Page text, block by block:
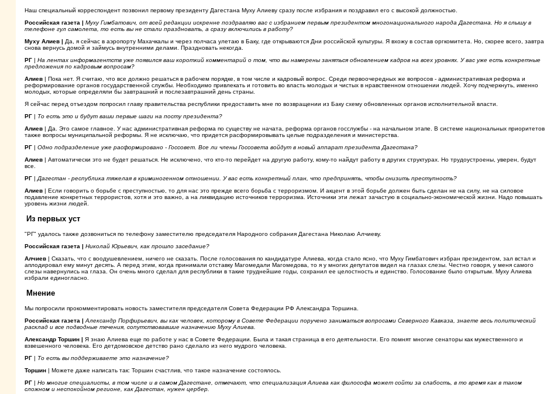
Наш специальный корреспондент позвонил первому президенту Дагестана Муху Алиеву сразу после избрания и поздравил его с высокой должностью.
Российская газета | Муху Гимбатович, от всей редакции искренне поздравляю вас с избранием первым президентом многонационального народа Дагестана. Но я слышу в
телефоне гул самолета, то есть вы не стали праздновать, а сразу включились в работу?
Муху Алиев | Да, я сейчас в аэропорту Махачкалы и через полчаса улетаю в Баку, где открываются Дни российской культуры. Я вхожу в состав оргкомитета. Но, скорее всего, завтра
снова вернусь домой и займусь внутренними делами. Праздновать некогда.
РГ | На лентах информагентств уже появился ваш короткий комментарий о том, что вы намерены заняться обновлением кадров на всех уровнях. У вас уже есть конкретные
предложения по кадровым вопросам?
Алиев | Пока нет. Я считаю, что все должно решаться в рабочем порядке, в том числе и кадровый вопрос. Среди первоочередных же вопросов - административная реформа и
реформирование органов государственной службы. Необходимо привлекать и готовить во власть молодых и чистых в нравственном отношении людей. Хочу подчеркнуть, именно
молодых, которые определяли бы завтрашний и послезавтрашний день страны.
Я сейчас перед отъездом попросил главу правительства республики предоставить мне по возвращении из Баку схему обновленных органов исполнительной власти.
РГ | То есть это и будут ваши первые шаги на посту президента?
Алиев | Да. Это самое главное. У нас административная реформа по существу не начата, реформа органов госслужбы - на начальном этапе. В системе национальных приоритетов
также вопросы муниципальной реформы. Я не исключаю, что придется расформировывать целые подразделения и министерства.
РГ | Одно подразделение уже расформировано - Госсовет. Все ли члены Госсовета войдут в новый аппарат президента Дагестана?
Алиев | Автоматически это не будет решаться. Не исключено, что кто-то перейдет на другую работу, кому-то найдут работу в других структурах. Но трудоустроены, уверен, будут
все.
РГ | Дагестан - республика тяжелая в криминогенном отношении. У вас есть конкретный план, что предпринять, чтобы снизить преступность?
Алиев | Если говорить о борьбе с преступностью, то для нас это прежде всего борьба с терроризмом. И акцент в этой борьбе должен быть сделан не на силу, не на силовое
подавление конкретных террористов, хотя и это важно, а на ликвидацию источников терроризма. Источники эти лежат зачастую в социально-экономической жизни. Надо повышать
уровень жизни людей.
Из первых уст
"РГ" удалось также дозвониться по телефону заместителю председателя Народного собрания Дагестана Николаю Алчиеву.
Российская газета | Николай Юрьевич, как прошло заседание?
Алчиев | Сказать, что с воодушевлением, ничего не сказать. После голосования по кандидатуре Алиева, когда стало ясно, что Муху Гимбатович избран президентом, зал встал и
аплодировал ему минут десять. А перед этим, когда принимали отставку Магомедали Магомедова, то я у многих депутатов видел на глазах слезы. Честно говоря, у меня самого
слезы навернулись на глаза. Он очень много сделал для республики в такие труднейшие годы, сохранил ее целостность и единство. Голосование было открытым. Муху Алиева
избрали единогласно.
Мнение
Мы попросили прокомментировать новость заместителя председателя Совета Федерации РФ Александра Торшина.
Российская газета | Александр Порфирьевич, вы как человек, которому в Совете Федерации поручено заниматься вопросами Северного Кавказа, знаете весь политический
расклад и все подводные течения, сопутствовавшие назначению Муху Алиева.
Александр Торшин | Я знаю Алиева еще по работе у нас в Совете Федерации. Была и такая страница в его деятельности. Его помнят многие сенаторы как мужественного и
взвешенного человека. Его детдомовское детство рано сделало из него мудрого человека.
РГ | То есть вы поддерживаете это назначение?
Торшин | Можете даже написать так: Торшин счастлив, что такое назначение состоялось.
РГ | Но многие специалисты, в том числе и в самом Дагестане, отмечают, что специализация Алиева как философа может сойти за слабость, в то время как в таком
сложном и неспокойном регионе, как Дагестан, нужен цербер.